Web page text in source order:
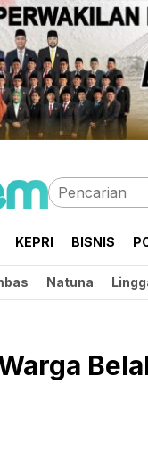
KEPRI BISNIS
Natuna